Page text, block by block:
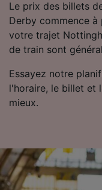
Le prix des billets
Derby commence
votre trajet
de train sont
Essayez notre
l'horaire, le billet et
mieux.